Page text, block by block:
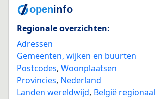
Regionale overzichten:
Adressen
Gemeenten, wijken en buurten
Postcodes, Woonplaatsen
Provincies, Nederland
Landen wereldwijd, België regionaal